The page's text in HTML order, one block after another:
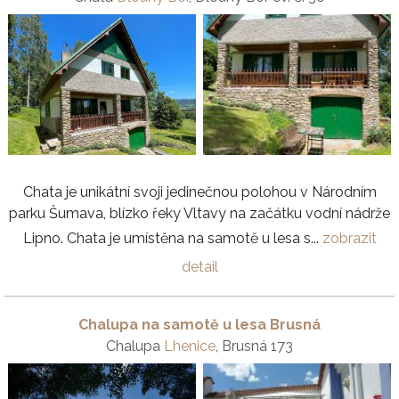
Chata je unikátní svoji jedinečnou polohou v Národním
parku Šumava, blízko řeky Vltavy na začátku vodní nádrže
Lipno. Chata je umístěna na samotě u lesa s... zobrazit
detail
Chalupa na samotě u lesa Brusná
Chalupa Lhenice, Brusná 173